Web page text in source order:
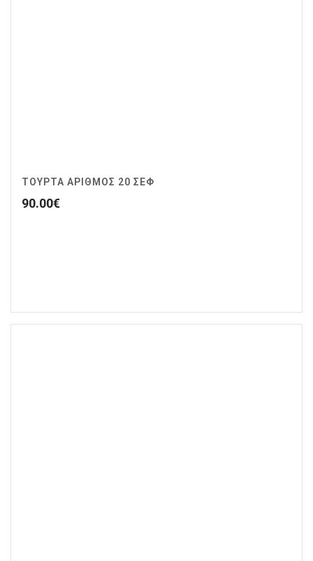
ΤΟΥΡΤΑ ΑΡΙΘΜΟΣ 20 ΣΕΦ
90.00€